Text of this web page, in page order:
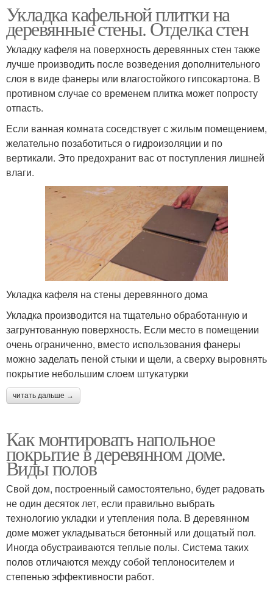
Укладка кафельной плитки на
деревянные стены. Отделка стен
Укладку кафеля на поверхность деревянных стен также
лучше производить после возведения дополнительного
слоя в виде фанеры или влагостойкого гипсокартона. В
противном случае со временем плитка может попросту
отпасть.
Если ванная комната соседствует с жилым помещением,
желательно позаботиться о гидроизоляции и по
вертикали. Это предохранит вас от поступления лишней
влаги.
Укладка кафеля на стены деревянного дома
Укладка производится на тщательно обработанную и
загрунтованную поверхность. Если место в помещении
очень ограниченно, вместо использования фанеры
можно заделать пеной стыки и щели, а сверху выровнять
покрытие небольшим слоем штукатурки
читать дальше →
Как монтировать напольное
покрытие в деревянном доме.
Виды полов
Свой дом, построенный самостоятельно, будет радовать
не один десяток лет, если правильно выбрать
технологию укладки и утепления пола. В деревянном
доме может укладываться бетонный или дощатый пол.
Иногда обустраиваются теплые полы. Система таких
полов отличаются между собой теплоносителем и
степенью эффективности работ.